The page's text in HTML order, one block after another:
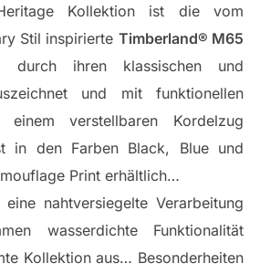
Kollektion ist die vom
Stil inspirierte Timberland® M65
ihren klassischen und
und mit funktionellen
einem verstellbaren Kordelzug
in den Farben Black, Blue und
Print erhältlich…
nahtversiegelte Verarbeitung
wasserdichte Funktionalität
Kollektion aus… Besonderheiten